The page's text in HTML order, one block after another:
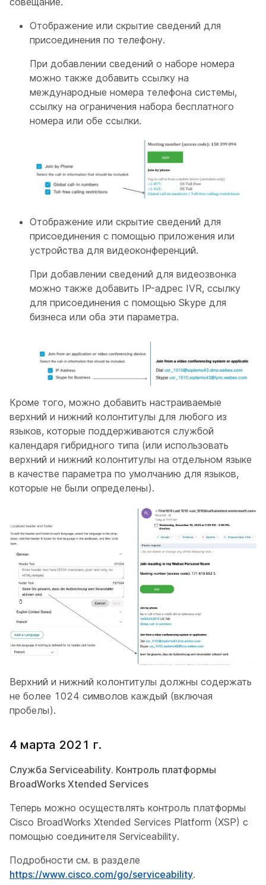
Отображение или скрытие сведений для
присоединения по телефону.
При добавлении сведений о наборе номера
можно также добавить ссылку на
международные номера телефона системы,
ссылку на ограничения набора бесплатного
номера или обе ссылки.
Отображение или скрытие сведений для
присоединения с помощью приложения или
устройства для видеоконференций.
При добавлении сведений для видеозвонка
можно также добавить IP-адрес IVR, ссылку
для присоединения с помощью Skype для
бизнеса или оба эти параметра.
Кроме того, можно добавить настраиваемые
верхний и нижний колонтитулы для любого из
языков, которые поддерживаются службой
календаря гибридного типа (или использовать
верхний и нижний колонтитулы на отдельном языке
в качестве параметра по умолчанию для языков,
которые не были определены).
Верхний и нижний колонтитулы должны содержать
не более 1024 символов каждый (включая
пробелы).
4 марта 2021 г.
Служба Serviceability. Контроль платформы
BroadWorks Xtended Services
Теперь можно осуществлять контроль платформы
Cisco BroadWorks Xtended Services Platform (XSP) с
помощью соединителя Serviceability.
Подробности см. в разделе
https://www.cisco.com/go/serviceability.